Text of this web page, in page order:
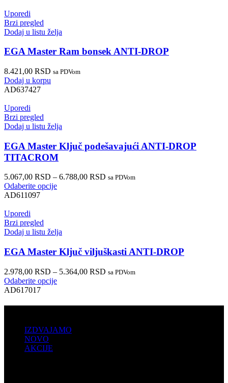
Uporedi
Brzi pregled
Dodaj u listu želja
EGA Master Ram bonsek ANTI-DROP
8.421,00 RSD sa PDVom
Dodaj u korpu
AD637427
Uporedi
Brzi pregled
Dodaj u listu želja
EGA Master Ključ podešavajući ANTI-DROP
TITACROM
5.067,00 RSD – 6.788,00 RSD sa PDVom
Odaberite opcije
AD611097
Uporedi
Brzi pregled
Dodaj u listu želja
EGA Master Ključ viljuškasti ANTI-DROP
2.978,00 RSD – 5.364,00 RSD sa PDVom
Odaberite opcije
AD617017
IZDVAJAMO
NOVO
AKCIJE